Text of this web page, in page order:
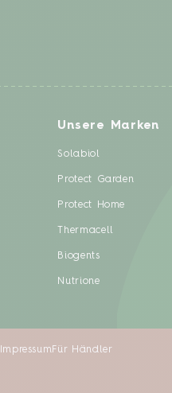
Unsere Marken
Solabiol
Protect Garden
Protect Home
Thermacell
Biogents
Nutrione
ImpressumFür Händler